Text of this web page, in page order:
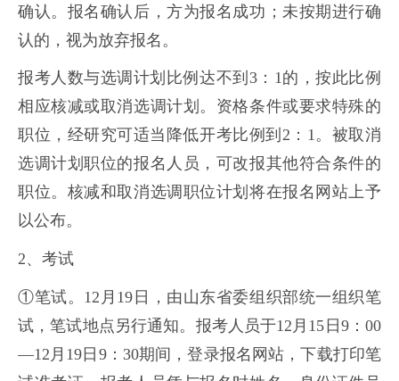
确认。报名确认后，方为报名成功；未按期进行确
认的，视为放弃报名。
报考人数与选调计划比例达不到3：1的，按此比例
相应核减或取消选调计划。资格条件或要求特殊的
职位，经研究可适当降低开考比例到2：1。被取消
选调计划职位的报名人员，可改报其他符合条件的
职位。核减和取消选调职位计划将在报名网站上予
以公布。
2、考试
①笔试。12月19日，由山东省委组织部统一组织笔
试，笔试地点另行通知。报考人员于12月15日9：00
—12月19日9：30期间，登录报名网站，下载打印笔